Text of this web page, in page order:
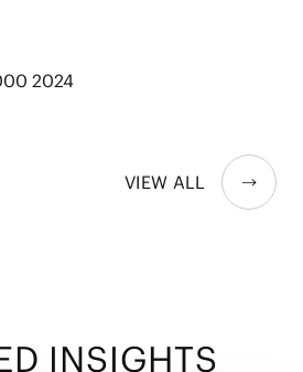
2024
VIEW ALL
INSIGHTS